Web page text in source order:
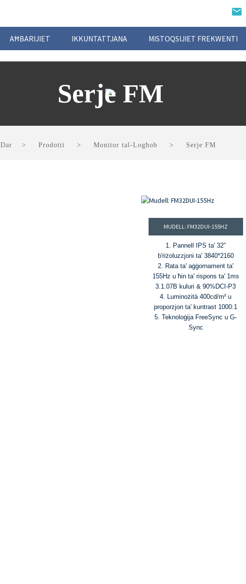
AĦBARIJIET IKKUNTATTJANA MISTOQSIJIET FREKWENTI
Serje FM
Dar Prodotti Monitor tal-Logħob Serje FM
MUDELL: FM32DUI-155HZ
1. Pannell IPS ta' 32″
b'riżoluzzjoni ta' 3840*2160
2. Rata ta' aġġornament ta'
155Hz u ħin ta' rispons ta' 1ms
3.1.07B kuluri & 90%DCI-P3
4. Luminożità 400cd/m² u
proporzjon ta' kuntrast 1000:1
5. Teknoloġija FreeSync u G-
Sync